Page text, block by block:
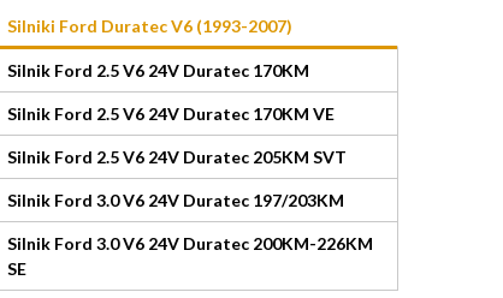
Silniki Ford Duratec V6 (1993-2007)
Silnik Ford 2.5 V6 24V Duratec 170KM
Silnik Ford 2.5 V6 24V Duratec 170KM VE
Silnik Ford 2.5 V6 24V Duratec 205KM SVT
Silnik Ford 3.0 V6 24V Duratec 197/203KM
Silnik Ford 3.0 V6 24V Duratec 200KM-226KM
SE